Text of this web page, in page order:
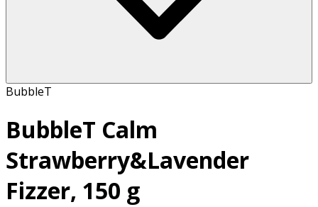
BubbleT
BubbleT Calm
Strawberry&Lavender
Fizzer, 150 g